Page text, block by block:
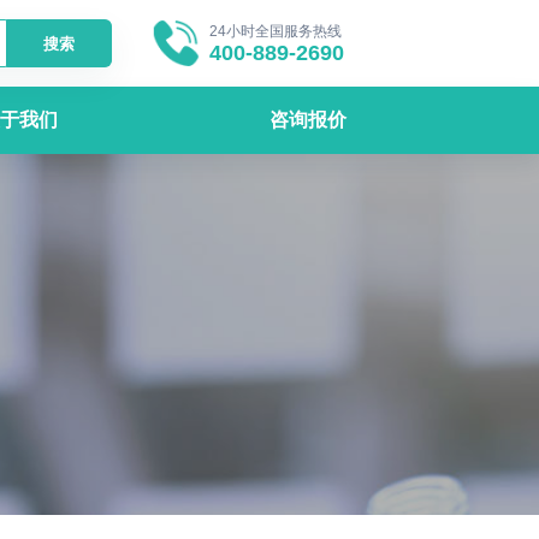
搜索
24小时全国服务热线
400-889-2690
我们 咨询报价